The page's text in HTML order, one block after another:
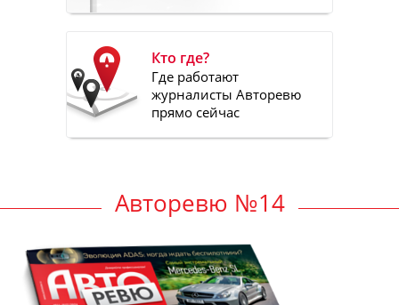
Кто где?
Где работают
журналисты Авторевю
прямо сейчас
Авторевю №14